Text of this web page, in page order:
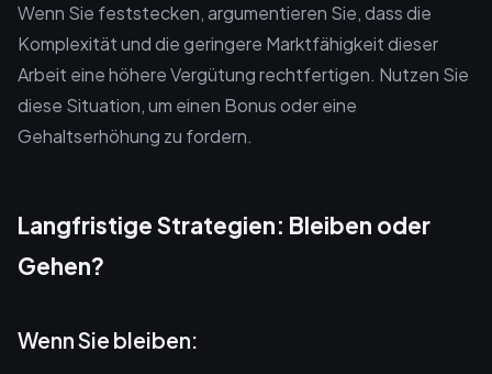
Wenn Sie feststecken, argumentieren Sie, dass die
Komplexität und die geringere Marktfähigkeit dieser
Arbeit eine höhere Vergütung rechtfertigen. Nutzen Sie
diese Situation, um einen Bonus oder eine
Gehaltserhöhung zu fordern.
Langfristige Strategien: Bleiben oder
Gehen?
Wenn Sie bleiben: